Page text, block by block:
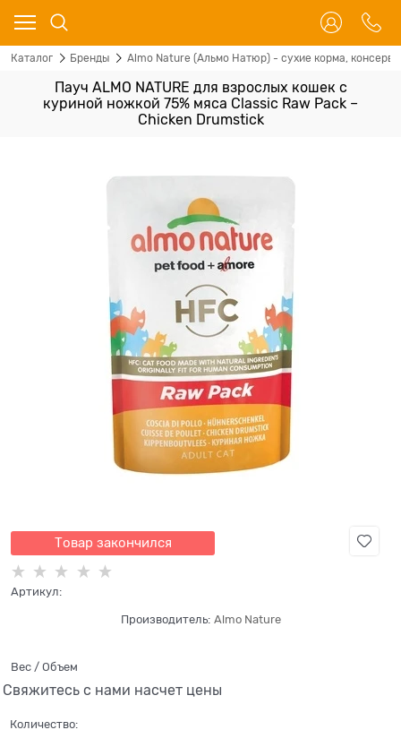
Каталог Бренды Almo Nature (Альмо Натюр) - сухие корма,
Пауч ALMO NATURE для взрослых кошек с
куриной ножкой 75% мяса Classic Raw Pack –
Chicken Drumstick
Товар закончился
Артикул:
Производитель: Almo Nature
Вес / Объем
Свяжитесь с нами насчет цены
Количество: